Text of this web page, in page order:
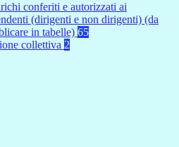
conferiti e autorizzati ai
(dirigenti e non dirigenti) (da
in tabelle) 65
collettiva 2